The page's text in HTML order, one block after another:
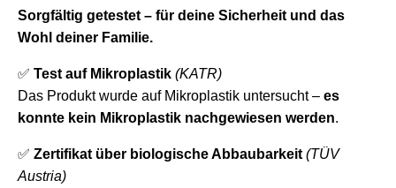
Sorgfältig getestet – für deine Sicherheit und das
Wohl deiner Familie.
✅ Test auf Mikroplastik (KATR)
Das Produkt wurde auf Mikroplastik untersucht – es
konnte kein Mikroplastik nachgewiesen werden.
✅ Zertifikat über biologische Abbaubarkeit (TÜV
Austria)